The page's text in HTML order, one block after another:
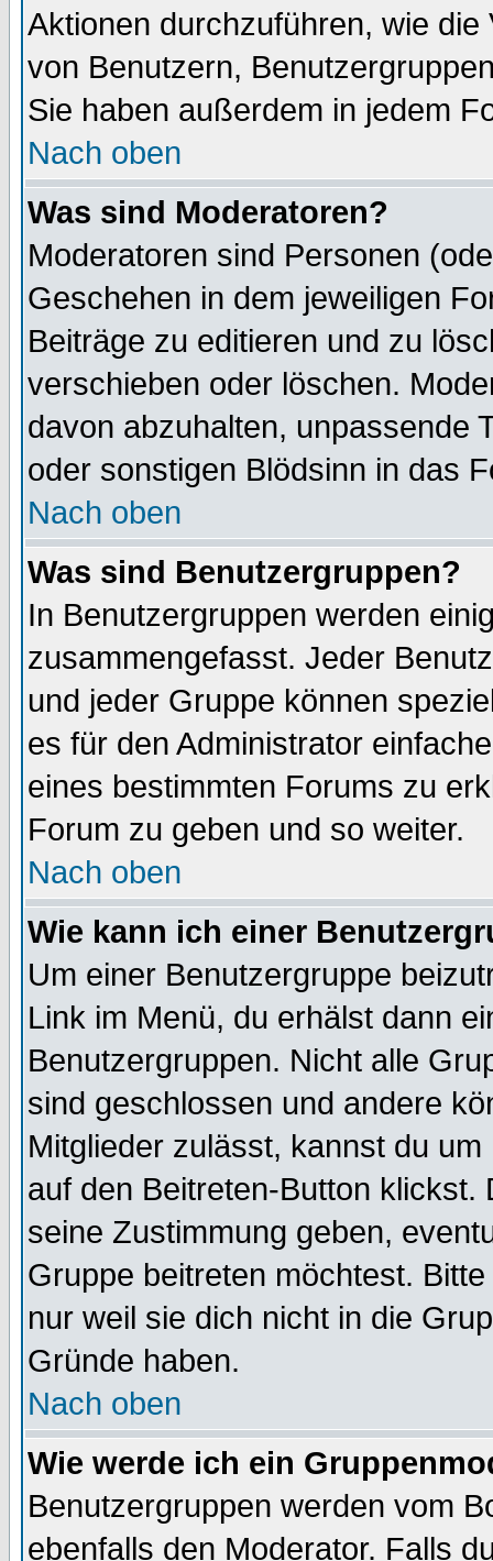
Aktionen durchzuführen, wie
von Benutzern,
Sie haben außerdem in jedem
Nach oben
Was sind Moderatoren?
Moderatoren sind Personen
Geschehen in dem jeweiligen
Beiträge zu editieren und zu
verschieben oder löschen.
davon abzuhalten, unpassende
oder sonstigen Blödsinn in das
Nach oben
Was sind Benutzergruppen?
In Benutzergruppen werden
zusammengefasst. Jeder
und jeder Gruppe können
es für den Administrator
eines bestimmten Forums zu
Forum zu geben und so weiter.
Nach oben
Wie kann ich einer
Um einer Benutzergruppe
Link im Menü, du erhälst dann
Benutzergruppen. Nicht alle
sind geschlossen und andere
Mitglieder zulässt, kannst du
auf den Beitreten-Button
seine Zustimmung geben,
Gruppe beitreten möchtest.
nur weil sie dich nicht in die
Gründe haben.
Nach oben
Wie werde ich ein
Benutzergruppen werden vom
ebenfalls den Moderator. Falls